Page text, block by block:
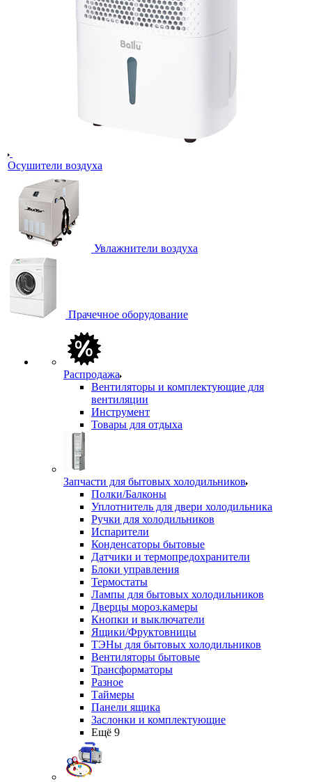
Осушители воздуха
Увлажнители воздуха
Прачечное оборудование
Распродажа
Вентиляторы и комплектующие для
вентиляции
Инструмент
Товары для отдыха
Запчасти для бытовых холодильников
Полки/Балконы
Уплотнитель для двери холодильника
Ручки для холодильников
Испарители
Конденсаторы бытовые
Датчики и термопредохранители
Блоки управления
Термостаты
Лампы для бытовых холодильников
Дверцы мороз.камеры
Кнопки и выключатели
Ящики/Фруктовницы
ТЭНы для бытовых холодильников
Вентиляторы бытовые
Трансформаторы
Разное
Таймеры
Панели ящика
Заслонки и комплектующие
Ещё 9